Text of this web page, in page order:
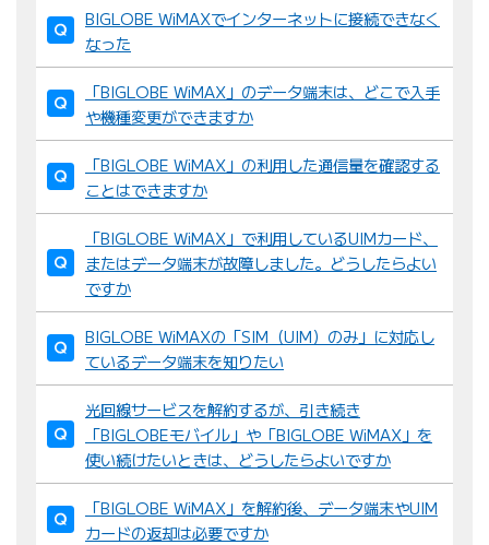
BIGLOBE WiMAXでインターネットに接続できなく
なった
「BIGLOBE WiMAX」のデータ端末は、どこで入手
や機種変更ができますか
「BIGLOBE WiMAX」の利用した通信量を確認する
ことはできますか
「BIGLOBE WiMAX」で利用しているUIMカード、
またはデータ端末が故障しました。どうしたらよい
ですか
BIGLOBE WiMAXの「SIM（UIM）のみ」に対応し
ているデータ端末を知りたい
光回線サービスを解約するが、引き続き
「BIGLOBEモバイル」や「BIGLOBE WiMAX」を
使い続けたいときは、どうしたらよいですか
「BIGLOBE WiMAX」を解約後、データ端末やUIM
カードの返却は必要ですか